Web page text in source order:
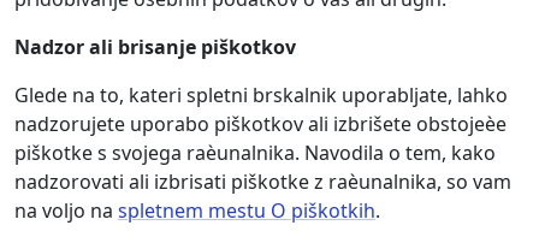
Nadzor ali brisanje piškotkov
Glede na to, kateri spletni brskalnik uporabljate, lahko
nadzorujete uporabo piškotkov ali izbrišete obstojeèe
piškotke s svojega raèunalnika. Navodila o tem, kako
nadzorovati ali izbrisati piškotke z raèunalnika, so vam
na voljo na spletnem mestu O piškotkih.